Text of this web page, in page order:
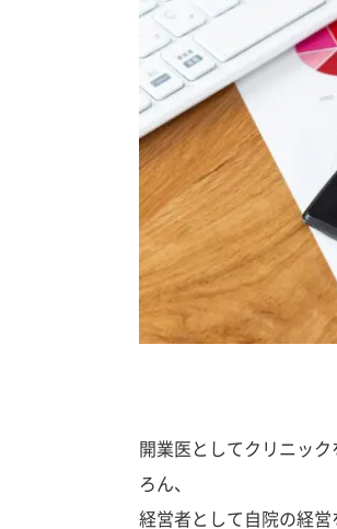
開業医としてクリニッ
ろん、
経営者として自院の経